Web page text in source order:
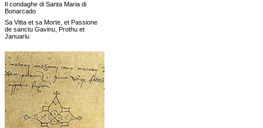
Il condaghe di Santa Maria di
Bonarcado
Sa Vitta et sa Morte, et Passione
de sanctu Gavinu, Prothu et
Januariu